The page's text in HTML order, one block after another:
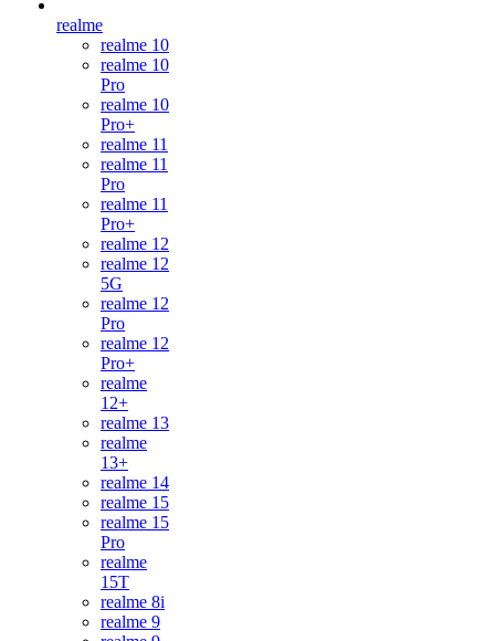
realme
realme 10
realme 10
Pro
realme 10
Pro+
realme 11
realme 11
Pro
realme 11
Pro+
realme 12
realme 12
5G
realme 12
Pro
realme 12
Pro+
realme
12+
realme 13
realme
13+
realme 14
realme 15
realme 15
Pro
realme
15T
realme 8i
realme 9